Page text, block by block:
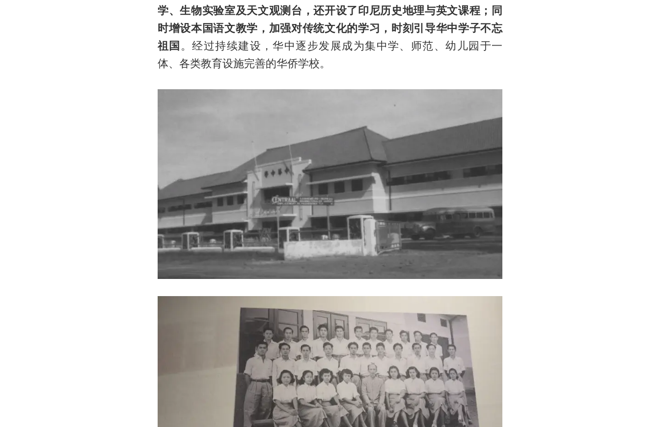
学、生物实验室及天文观测台，还开设了印尼历史地理与英文课程；同
时增设本国语文教学，加强对传统文化的学习，时刻引导华中学子不忘
祖国 。经过持续建设，华中逐步发展成为集中学、师范、幼儿园于一
体、各类教育设施完善的华侨学校。